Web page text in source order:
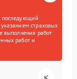
последующий
страховых
выполнения работ
работ и